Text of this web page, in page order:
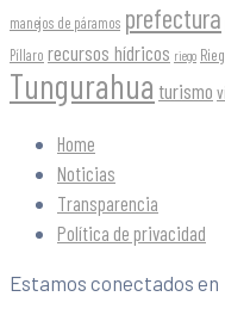
manejos de páramos prefectura
Píllaro recursos hídricos riego
Tungurahua turismo
Home
Noticias
Transparencia
Política de privacidad
Estamos conectados en